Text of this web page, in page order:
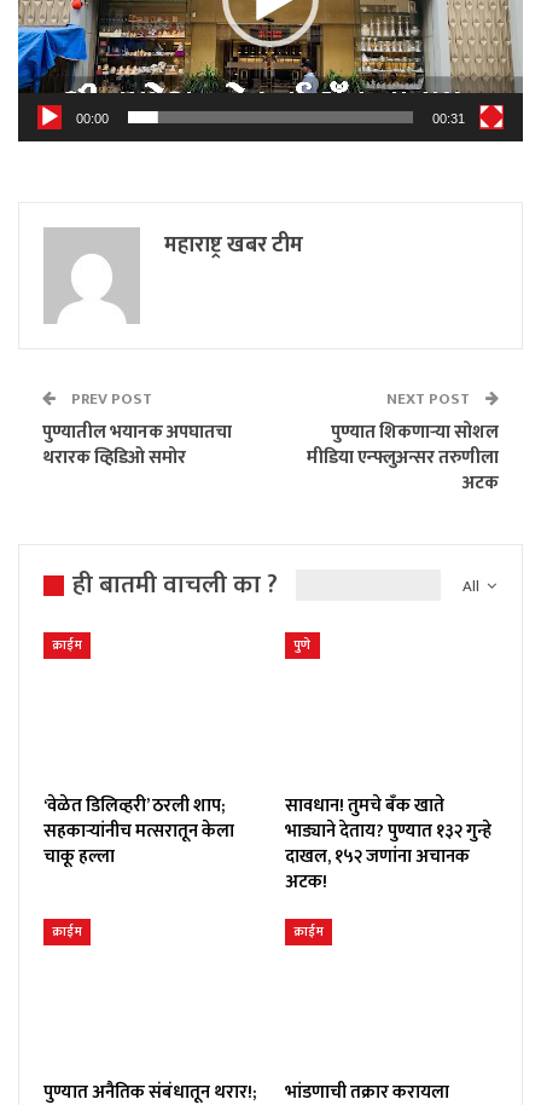
00:00 00:31
महाराष्ट्र खबर टीम
PREV POST
पुण्यातील भयानक अपघातचा
थरारक व्हिडिओ समोर
NEXT POST
पुण्यात शिकणाऱ्या सोशल
मीडिया एन्फ्लुअन्सर तरुणीला
अटक
All
ही बातमी वाचली का ?
क्राईम
‘वेळेत डिलिव्हरी’ ठरली शाप;
सहकाऱ्यांनीच मत्सरातून केला
चाकू हल्ला
पुणे
सावधान! तुमचे बँक खाते
भाड्याने देताय? पुण्यात १३२ गुन्हे
दाखल, १५२ जणांना अचानक
अटक!
क्राईम
पुण्यात अनैतिक संबंधातून थरार!;
क्राईम
भांडणाची तक्रार करायला